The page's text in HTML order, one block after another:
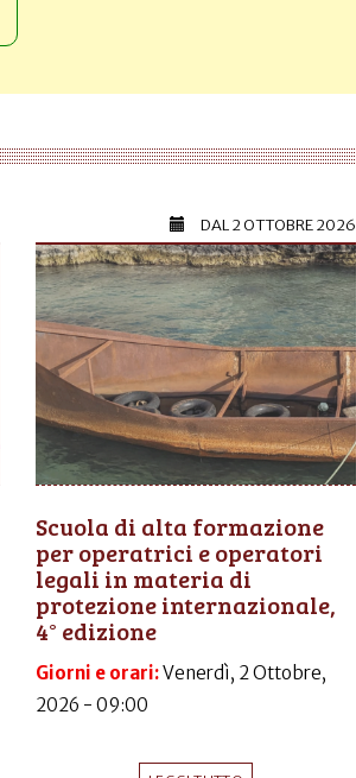
DAL2 OTTOBRE 2026
Scuola di alta formazione
per operatrici e operatori
legali in materia di
protezione internazionale,
4° edizione
Giorni e orari:Venerdì, 2 Ottobre,
2026 - 09:00